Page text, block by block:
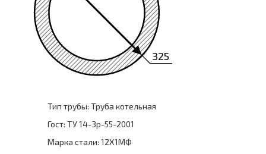
325
Тип трубы: Труба котельная
Гост: ТУ 14-3р-55-2001
Марка стали: 12Х1МФ